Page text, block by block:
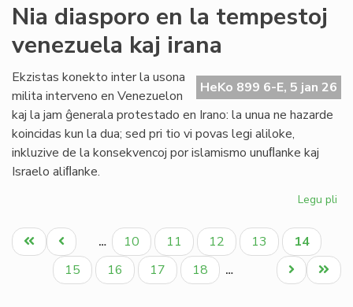
la
Nia diasporo en la tempestoj
venezuela kaj irana
HeKo 899 6-E, 5 jan 26
Ekzistas konekto inter la usona
milita interveno en Venezuelon
kaj la jam ĝenerala protestado en Irano: la unua ne hazarde
koincidas kun la dua; sed pri tio vi povas legi aliloke,
inkluzive de la konsekvencoj por islamismo unuﬂanke kaj
Israelo aliﬂanke.
Legu pli
la
Pagination
Unua
paĝo
Antaŭa
paĝo
… Paĝo
10 Paĝo
11 Paĝo
12 Paĝo
13
Aktuala
paĝo
14
Paĝo
15 Paĝo
16 Paĝo
17 Paĝo
18 …
Last
page
Next
page